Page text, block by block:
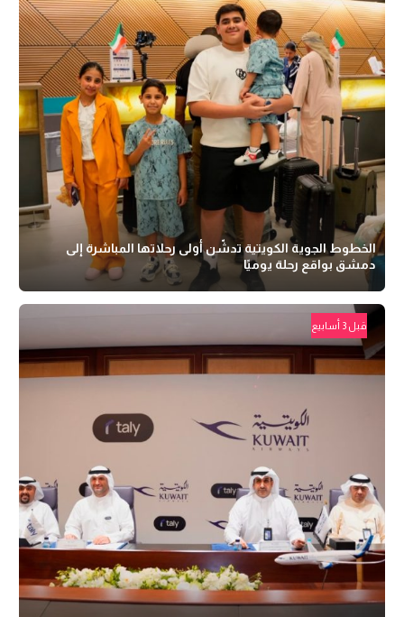
الخطوط الجوية الكويتية تدشّن أولى رحلاتها المباشرة إلى
دمشق بواقع رحلة يوميًا
قبل 3 أسابيع